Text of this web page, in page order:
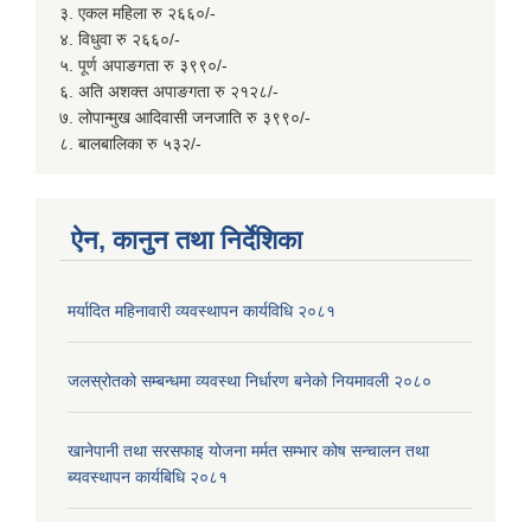
३. एकल महिला रु २६६०/-
४. विधुवा रु २६६०/-
५. पूर्ण अपाङगता रु ३९९०/-
६. अति अशक्त अपाङगता रु २१२८/-
७. लोपान्मुख आदिवासी जनजाति रु ३९९०/-
८. बालबालिका रु ५३२/-
ऐन, कानुन तथा निर्देशिका
मर्यादित महिनावारी व्यवस्थापन कार्यविधि २०८१
जलस्रोतको सम्बन्धमा व्यवस्था निर्धारण बनेको नियमावली २०८०
खानेपानी तथा सरसफाइ योजना मर्मत सम्भार कोष सन्चालन तथा
ब्यवस्थापन कार्यबिधि २०८१